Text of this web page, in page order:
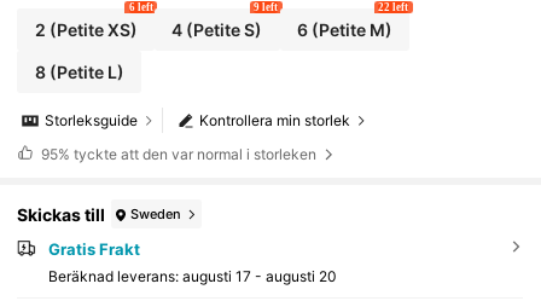
2 (Petite XS)
6 left
4 (Petite S)
9 left
6(Petite M)
22 left
8(Petite L)
Kontrollera min storlek
Storleksguide
95% tyckte att den var normal i storleken
Skickas till Sweden
Gratis Frakt
Beräknad leverans: augusti 17 - augusti 20